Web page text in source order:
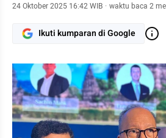
24 Oktober 2025 16:42 WIB · waktu baca 2
Ikuti kumparan di Google